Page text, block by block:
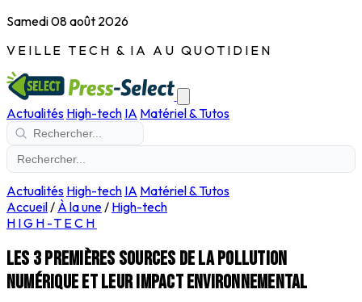
Samedi 08 août 2026
VEILLE TECH & IA AU QUOTIDIEN
Actualités High-tech IA Matériel & Tutos
Actualités High-tech IA Matériel & Tutos
Accueil/ À la une/ High-tech
HIGH-TECH
Les 3 premières sources de la pollution
numérique et leur impact environnemental